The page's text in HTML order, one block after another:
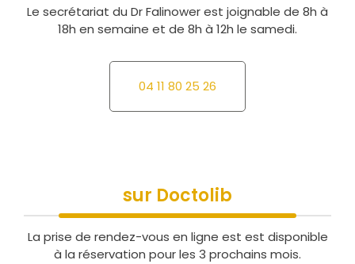
Le secrétariat du Dr Falinower est joignable de 8h à
18h en semaine et de 8h à 12h le samedi.
04 11 80 25 26
sur Doctolib
La prise de rendez-vous en ligne est est disponible
à la réservation pour les 3 prochains mois.